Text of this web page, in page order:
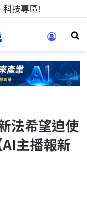
法希望迫使
主播報新